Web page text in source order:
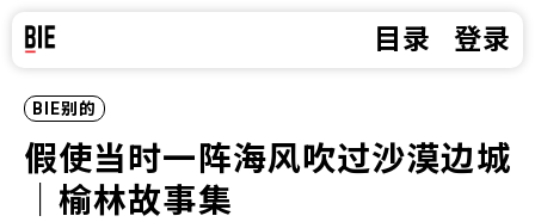
目录 登录
BIE别的
假使当时一阵海风吹过沙漠边城
｜榆林故事集